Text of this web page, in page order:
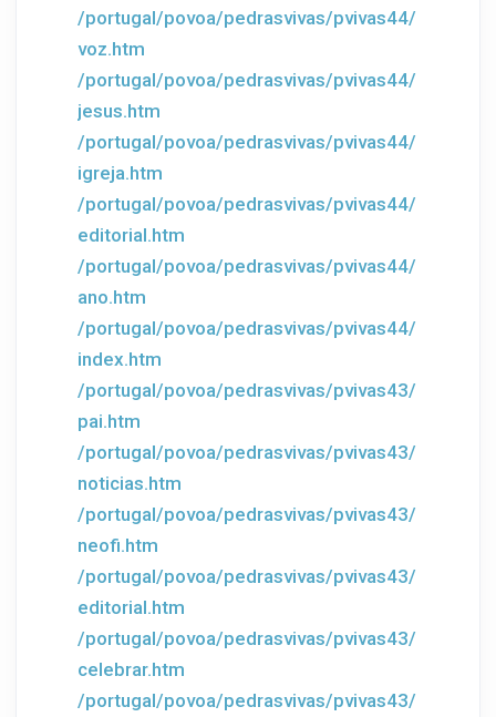
/portugal/povoa/pedrasvivas/pvivas44/
voz.htm
/portugal/povoa/pedrasvivas/pvivas44/
jesus.htm
/portugal/povoa/pedrasvivas/pvivas44/
igreja.htm
/portugal/povoa/pedrasvivas/pvivas44/
editorial.htm
/portugal/povoa/pedrasvivas/pvivas44/
ano.htm
/portugal/povoa/pedrasvivas/pvivas44/
index.htm
/portugal/povoa/pedrasvivas/pvivas43/
pai.htm
/portugal/povoa/pedrasvivas/pvivas43/
noticias.htm
/portugal/povoa/pedrasvivas/pvivas43/
neofi.htm
/portugal/povoa/pedrasvivas/pvivas43/
editorial.htm
/portugal/povoa/pedrasvivas/pvivas43/
celebrar.htm
/portugal/povoa/pedrasvivas/pvivas43/